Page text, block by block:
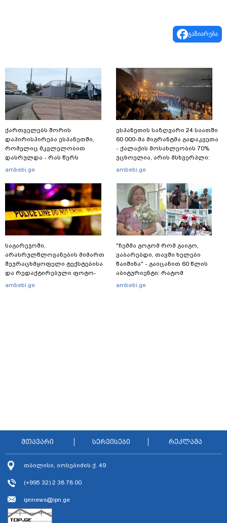
გაზიარება
ქართველებს შორის
დაპირისპირება ესპანეთში,
რომელიც მკვლელობით
დასრულდა - რას წერს
საერთაშორისო მედია: "მანქანა
და რაინდის"
ambebi.ge
საგარეჯოში,
არასრულწლოვანების მიმართ
შეურაცხმყოფელი ტექსტებისა
და რედაქტირებული ფოტო-
ვიდეომასალის გავრცელების
ambebi.ge
ესპანეთის საზღვარი 24 საათში
60 000-მა მიგრანტმა გადაკვეთა
- ქალაქის მოსახლეობის 70%
უცხოელია, არის მსხვერპლი:
ბოლო ცნობები სეუტადან,
გასვლის ეშინიათ
ambebi.ge
"ჩემმა გოგომ რომ გაიგო,
ვაბარებდი, თავში ხელები
წაიშინა" - გაიცანით 60 წლის
აბიტურიენტი: რატომ
გადაწყვიტა ბაგრატიონთა
ambebi.ge
მთავარი სერვისები რეკლამა
თბილისი, იოსებიძის ქ. 49
(+995 32) 2 38 78 00
ipnnews@ipn.ge